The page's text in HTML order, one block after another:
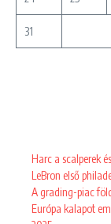
31
Harc a scalperek
LeBron első
A grading-piac
Európa kalapot